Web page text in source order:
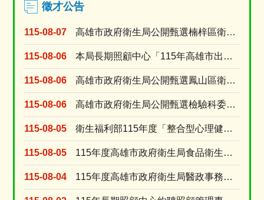
徵才公告
115-08-07 高雄市政府衛生局公開甄選楠梓區衛生所委任第5職等或薦任第6職等至第7職等綜合行政職系課員1名
115-08-06 本局長期照顧中心「115年高雄市出院準備銜接長照服務獎勵計畫」臨時人員甄選資格符合名單及甄選....
115-08-06 高雄市政府衛生局公開甄選鳳山區衛生所委任第5職等或薦任第6職等至第7職等衛生技術職系技士1名
115-08-06 高雄市政府衛生局公開甄選檢驗科委任第5職等或薦任第6職等至第7職等衛生技術職系技士(A670....
115-08-05 衛生福利部115年度「整合型心理健康工作計畫」臨時人員 甄選資格符合名單及甄選時間
115-08-05 115年度高雄市政府衛生局食品衛生科「約用人員」徵才公告
115-08-04 115年度高雄市政府衛生局醫政事務科「約用人員」徵才公告